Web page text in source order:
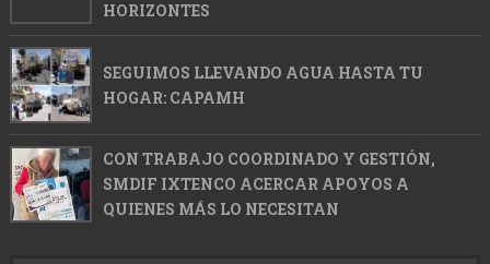
HORIZONTES
SEGUIMOS LLEVANDO AGUA HASTA TU
HOGAR: CAPAMH
CON TRABAJO COORDINADO Y GESTIÓN,
SMDIF IXTENCO ACERCAR APOYOS A
QUIENES MÁS LO NECESITAN